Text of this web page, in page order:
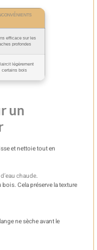
efficace sur les
profondes
légèrement
certains bois
un
et nettoie tout en
chaude.
Cela préserve la texture
ne sèche avant le